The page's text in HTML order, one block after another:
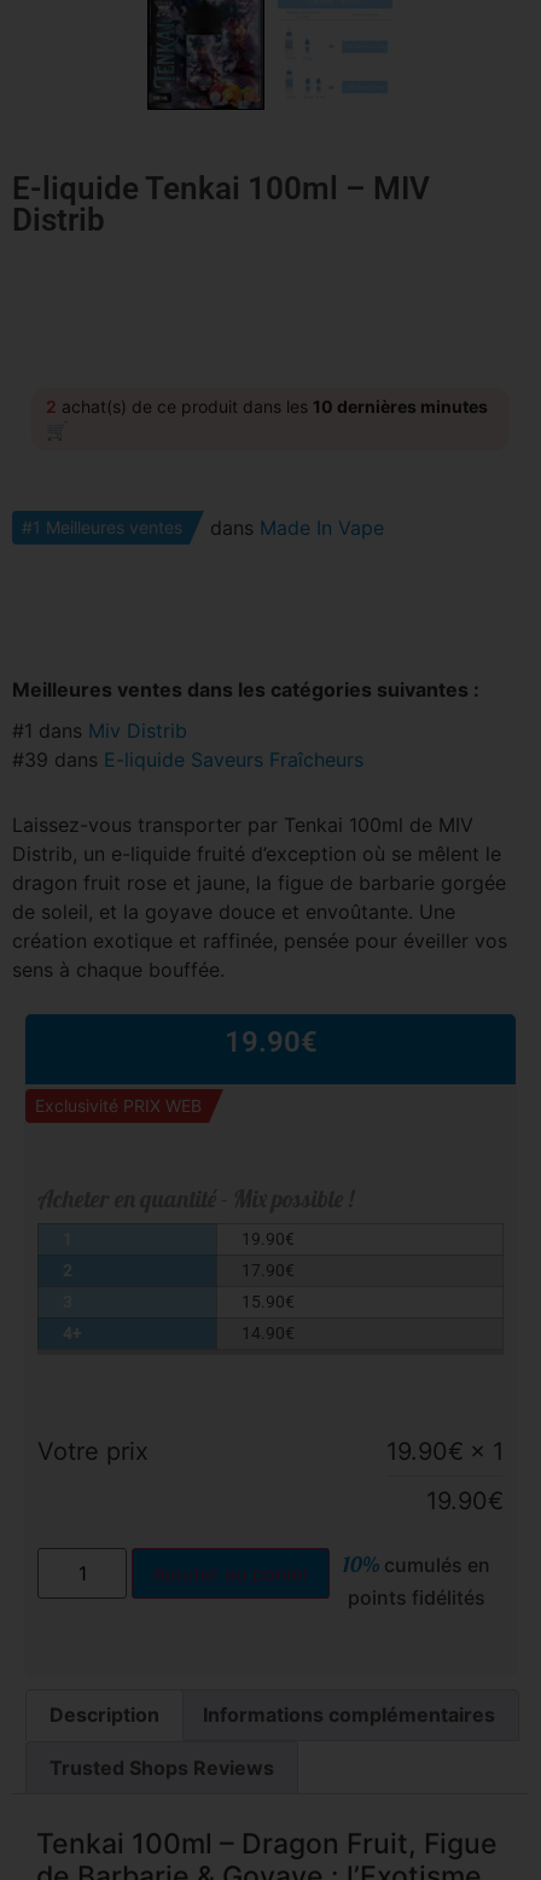
E-liquide Tenkai 100ml – MIV
Distrib
2 achat(s) de ce produit dans les 10 dernières minutes
🛒
#1 Meilleures ventes dans Made In Vape
Meilleures ventes dans les catégories suivantes :
#1 dans Miv Distrib
#39 dans E-liquide Saveurs Fraîcheurs
Laissez-vous transporter par Tenkai 100ml de MIV
Distrib, un e-liquide fruité d’exception où se mêlent le
dragon fruit rose et jaune, la figue de barbarie gorgée
de soleil, et la goyave douce et envoûtante. Une
création exotique et raffinée, pensée pour éveiller vos
sens à chaque bouffée.
19.90€
Exclusivité PRIX WEB
19.90€
2
17.90€
15.90€
4+
14.90€
Votre prix 19.90€ × 1
19.90€
Ajouter au panier 10% cumulés en
points fidélités
Description Informations complémentaires
Trusted Shops Reviews
Tenkai 100ml – Dragon Fruit, Figue